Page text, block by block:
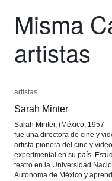
Misma
artistas
artistas
Sarah Minter
Sarah Minter, (México, 1957 –
fue una directora de cine y
artista pionera del cine y video
experimental en su país.
teatro en la Universidad
Autónoma de México y
artistas
Sarah Minter